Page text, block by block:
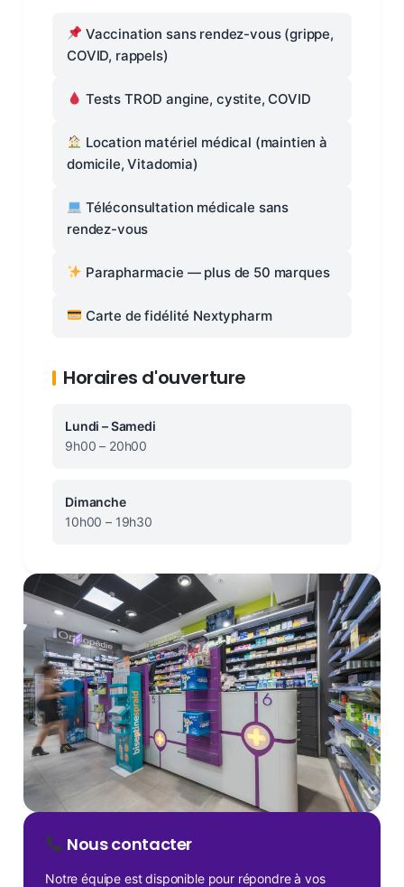
Vaccination sans rendez-vous (grippe,
COVID, rappels)
Tests TROD angine, cystite, COVID
Location matériel médical (maintien à
domicile, Vitadomia)
Téléconsultation médicale sans
rendez-vous
Parapharmacie — plus de 50 marques
Carte de fidélité Nextypharm
Horaires d'ouverture
Lundi – Samedi
9h00 – 20h00
Dimanche
10h00 – 19h30
Nous contacter
Notre équipe est disponible pour répondre à vos